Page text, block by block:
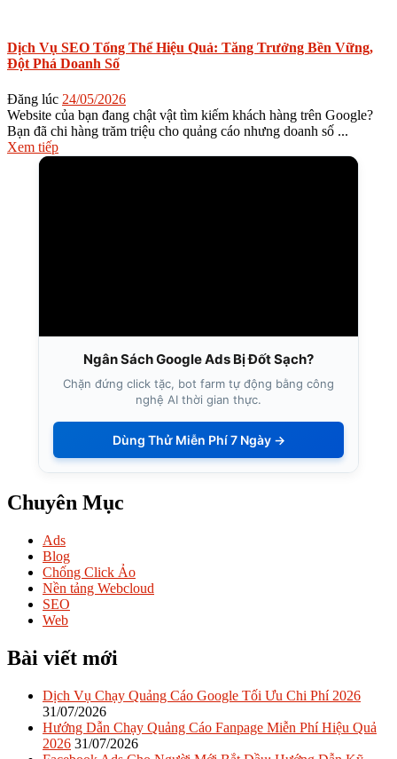
Dịch Vụ SEO Tổng Thể Hiệu Quả: Tăng Trưởng Bền Vững,
Đột Phá Doanh Số
Đăng lúc 24/05/2026
Website của bạn đang chật vật tìm kiếm khách hàng trên Google?
Bạn đã chi hàng trăm triệu cho quảng cáo nhưng doanh số ...
Xem tiếp
Ngân Sách Google Ads Bị Đốt Sạch?
Chặn đứng click tặc, bot farm tự động bằng công
nghệ AI thời gian thực.
Dùng Thử Miễn Phí 7 Ngày →
Chuyên Mục
Ads
Blog
Chống Click Ảo
Nền tảng Webcloud
SEO
Web
Bài viết mới
Dịch Vụ Chạy Quảng Cáo Google Tối Ưu Chi Phí 2026
31/07/2026
Hướng Dẫn Chạy Quảng Cáo Fanpage Miễn Phí Hiệu Quả
2026 31/07/2026